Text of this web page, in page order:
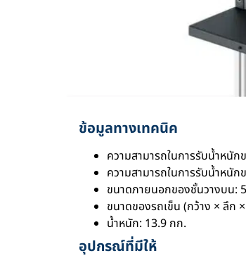
ข้อมูลทางเทคนิค
ความสามารถในการรับน้ำหนั
ความสามารถในการรับน้ำหนั
ขนาดภายนอกของชั้นวางบน:
ขนาดของรถเข็น (กว้าง × ลึก
น้ำหนัก: 13.9 กก.
อุปกรณ์ที่มีให้